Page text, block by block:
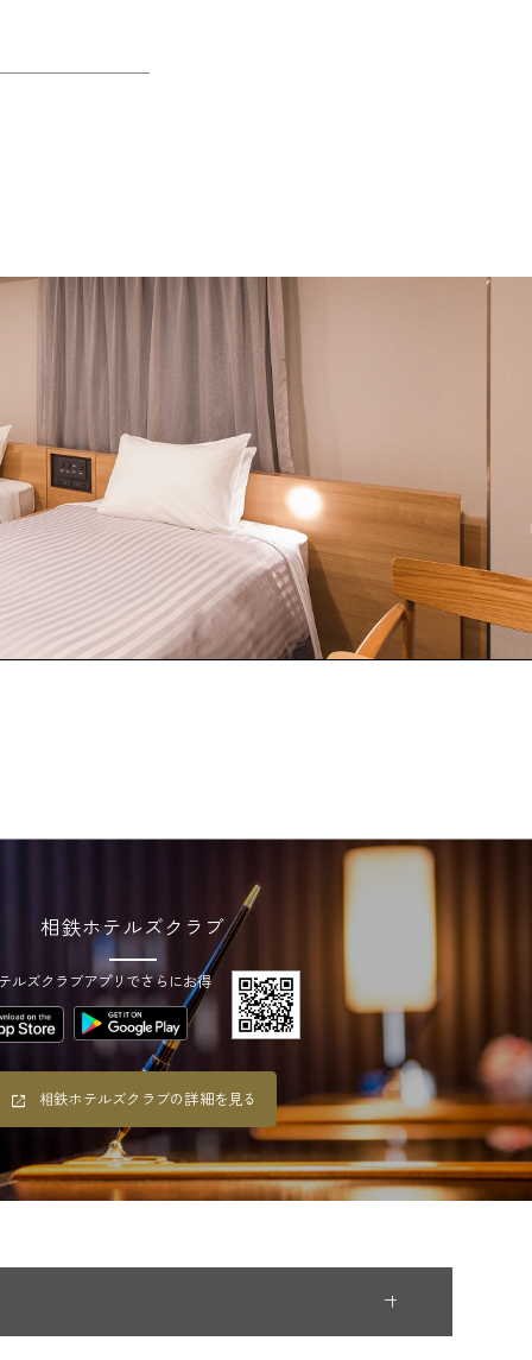
相鉄ホテルズクラブ
ルズクラブアプリでさらにお得
相鉄ホテルズクラブの詳細を見る